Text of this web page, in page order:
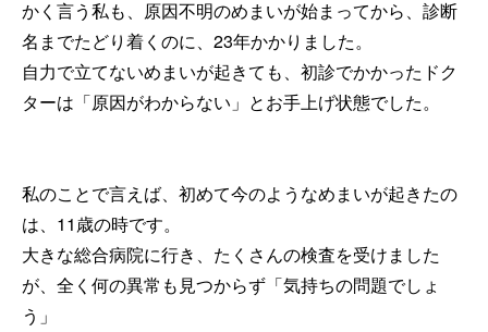
かく言う私も、原因不明のめまいが始まってから、診断
名までたどり着くのに、23年かかりました。
自力で立てないめまいが起きても、初診でかかったドク
ターは「原因がわからない」とお手上げ状態でした。
私のことで言えば、初めて今のようなめまいが起きたの
は、11歳の時です。
大きな総合病院に行き、たくさんの検査を受けました
が、全く何の異常も見つからず「気持ちの問題でしょ
う」